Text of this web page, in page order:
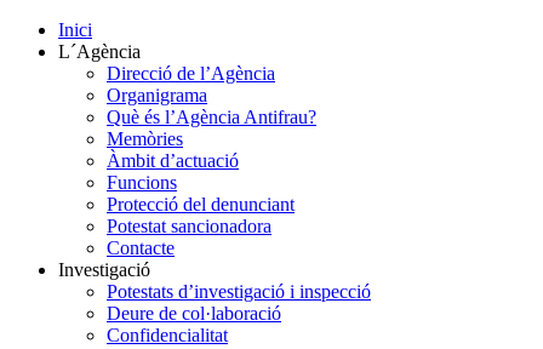
Inici
L´Agència
Direcció de l’Agència
Organigrama
Què és l’Agència Antifrau?
Memòries
Àmbit d’actuació
Funcions
Protecció del denunciant
Potestat sancionadora
Contacte
Investigació
Potestats d’investigació i inspecció
Deure de col·laboració
Confidencialitat